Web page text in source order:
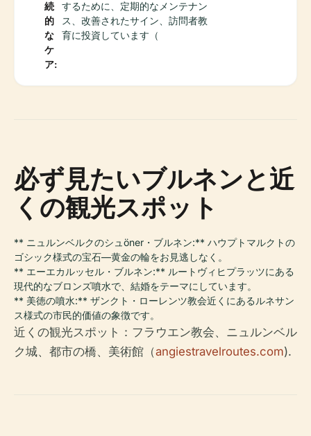
続
的
な
ケ
ア:
するために、定期的なメンテナン
ス、改善されたサイン、訪問者教
育に投資しています（
必ず見たいブルネンと近
くの観光スポット
** ニュルンベルクのシュöner・ブルネン:** ハウプトマルクトの
ゴシック様式の宝石—黄金の輪をお見逃しなく。
** エーエカルッセル・ブルネン:** ルートヴィヒプラッツにある
現代的なブロンズ噴水で、結婚をテーマにしています。
** 美徳の噴水:** ザンクト・ローレンツ教会近くにあるルネサン
ス様式の市民的価値の象徴です。
近くの観光スポット：フラウエン教会、ニュルンベル
ク城、都市の橋、美術館（angiestravelroutes.com).